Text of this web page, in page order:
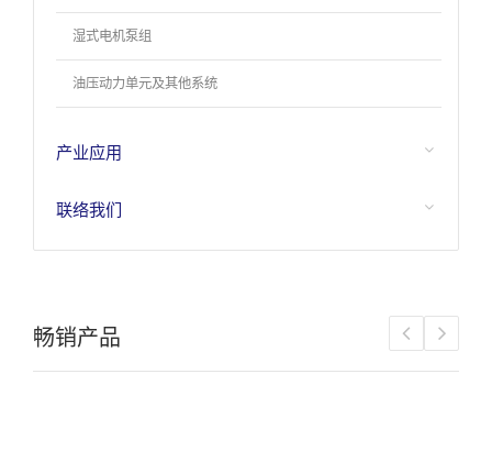
湿式电机泵组
油压动力单元及其他系统
产业应用
联络我们
畅销产品